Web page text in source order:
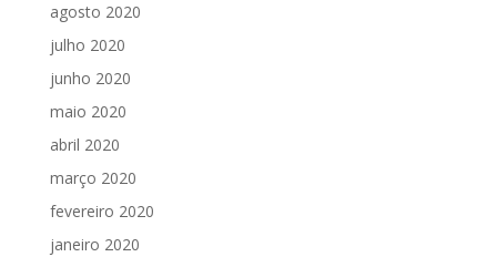
agosto 2020
julho 2020
junho 2020
maio 2020
abril 2020
março 2020
fevereiro 2020
janeiro 2020